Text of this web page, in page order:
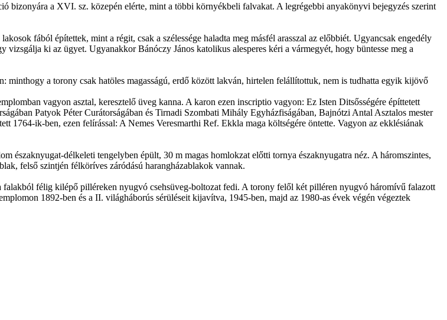
a XVI. sz. közepén elérte, mint a többi környékbeli falvakat. A legrégebbi anyakönyvi bejegyzés szerint
fából építettek, mint a régit, csak a szélessége haladta meg másfél arasszal az előbbiét. Ugyancsak engedély
ki az ügyet. Ugyanakkor Bánóczy János katolikus alesperes kéri a vármegyét, hogy büntesse meg a
minthogy a torony csak hatöles magasságú, erdő között lakván, hirtelen felállítottuk, nem is tudhatta egyik kijövő
vagyon asztal, keresztelő üveg kanna. A karon ezen inscriptio vagyon: Ez Isten Ditsősségére építtetett
Patyok Péter Curátorságában és Tirnadi Szombati Mihály Egyházfiságában, Bajnótzi Antal Asztalos mester
1764-ik-ben, ezen felírással: A Nemes Veresmarthi Ref. Ekkla maga költségére öntette. Vagyon az ekklésiának
északnyugat-délkeleti tengelyben épült, 30 m magas homlokzat előtti tornya északnyugatra néz. A háromszintes,
felső szintjén félköríves záródású harangházablakok vannak.
félig kilépő pilléreken nyugvó csehsüveg-boltozat fedi. A torony felől két pilléren nyugvó háromívű falazott
1892-ben és a II. világháborús sérüléseit kijavítva, 1945-ben, majd az 1980-as évek végén végeztek